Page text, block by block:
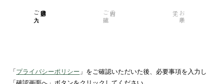
必須項目の
ご入力 内容の
ご確認 お手続き
「 プライバシーポリシー 」をご確認いただいた後、必要事項を入力し